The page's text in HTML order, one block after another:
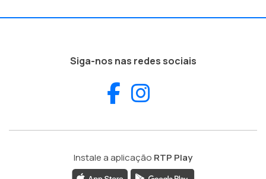
Siga-nos nas redes sociais
Facebook
Instale a aplicação RTP Play